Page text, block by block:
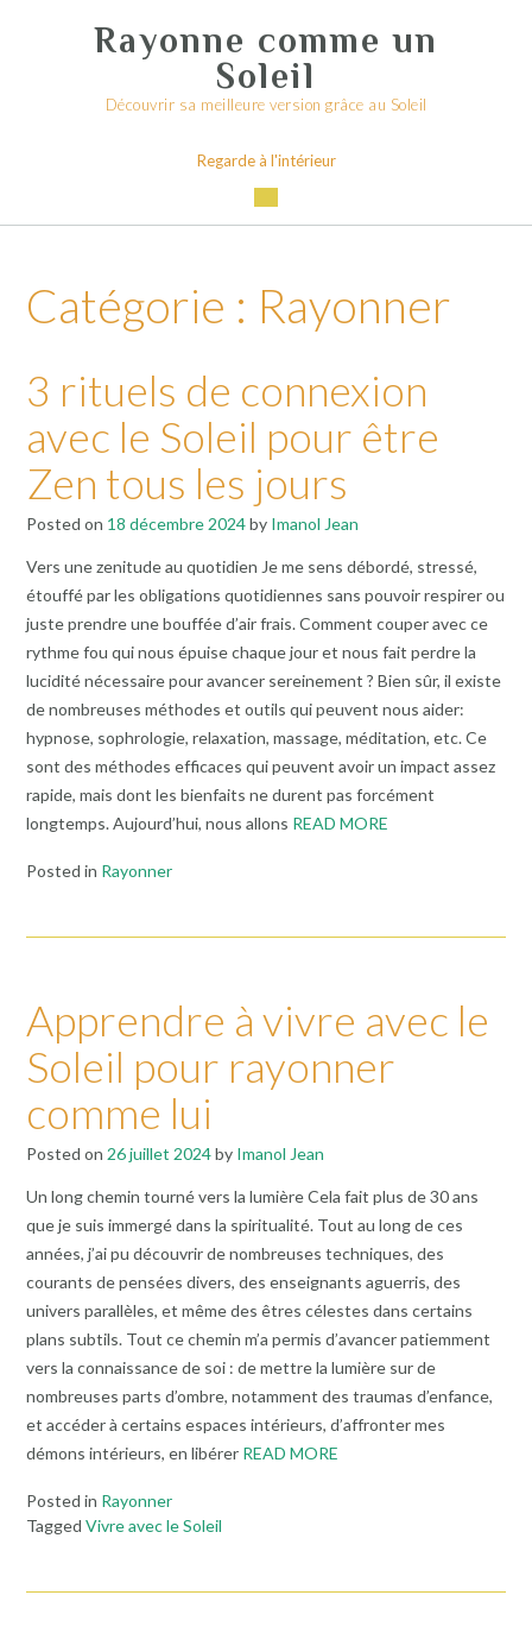
Rayonne comme un
Soleil
Découvrir sa meilleure version grâce au Soleil
Regarde à l'intérieur
Catégorie : Rayonner
3 rituels de connexion
avec le Soleil pour être
Zen tous les jours
Posted on 18 décembre 2024by Imanol Jean
Vers une zenitude au quotidien Je me sens débordé, stressé,
étouffé par les obligations quotidiennes sans pouvoir respirer ou
juste prendre une bouffée d’air frais. Comment couper avec ce
rythme fou qui nous épuise chaque jour et nous fait perdre la
lucidité nécessaire pour avancer sereinement ? Bien sûr, il existe
de nombreuses méthodes et outils qui peuvent nous aider:
hypnose, sophrologie, relaxation, massage, méditation, etc. Ce
sont des méthodes efficaces qui peuvent avoir un impact assez
rapide, mais dont les bienfaits ne durent pas forcément
longtemps. Aujourd’hui, nous allons READ MORE
Posted in Rayonner
Apprendre à vivre avec le
Soleil pour rayonner
comme lui
Posted on 26 juillet 2024by Imanol Jean
Un long chemin tourné vers la lumière Cela fait plus de 30 ans
que je suis immergé dans la spiritualité. Tout au long de ces
années, j’ai pu découvrir de nombreuses techniques, des
courants de pensées divers, des enseignants aguerris, des
univers parallèles, et même des êtres célestes dans certains
plans subtils. Tout ce chemin m’a permis d’avancer patiemment
vers la connaissance de soi : de mettre la lumière sur de
nombreuses parts d’ombre, notamment des traumas d’enfance,
et accéder à certains espaces intérieurs, d’affronter mes
démons intérieurs, en libérer READ MORE
Posted in Rayonner
Tagged Vivre avec le Soleil